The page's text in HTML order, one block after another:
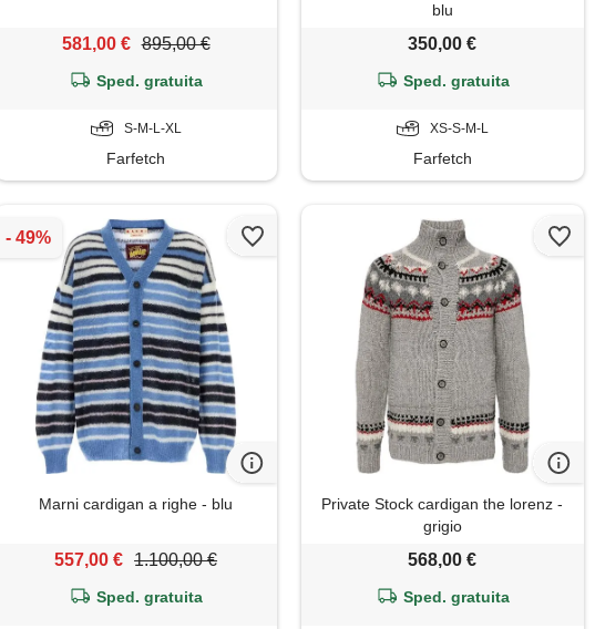
581,00 € 895,00 €
Sped. gratuita
S-M-L-XL
Farfetch
blu
350,00 €
Sped. gratuita
XS-S-M-L
Farfetch
Marni cardigan a righe - blu
557,00 € 1.100,00 €
Sped. gratuita
Private Stock cardigan the lorenz -
grigio
568,00 €
Sped. gratuita